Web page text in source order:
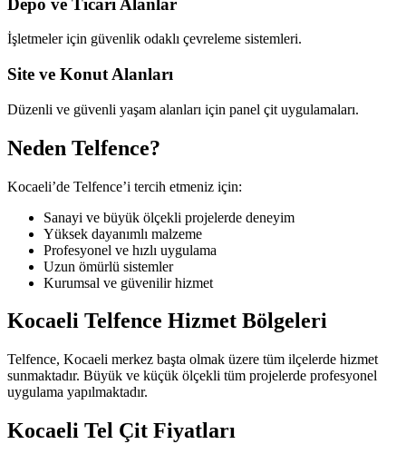
İşletmeler için güvenlik odaklı çevreleme sistemleri.
Site ve Konut Alanları
Düzenli ve güvenli yaşam alanları için panel çit uygulamaları.
Neden Telfence?
Kocaeli’de Telfence’i tercih etmeniz için:
Sanayi ve büyük ölçekli projelerde deneyim
Yüksek dayanımlı malzeme
Profesyonel ve hızlı uygulama
Uzun ömürlü sistemler
Kurumsal ve güvenilir hizmet
Kocaeli Telfence Hizmet Bölgeleri
Telfence, Kocaeli merkez başta olmak üzere tüm ilçelerde hizmet
sunmaktadır. Büyük ve küçük ölçekli tüm projelerde profesyonel
uygulama yapılmaktadır.
Kocaeli Tel Çit Fiyatları